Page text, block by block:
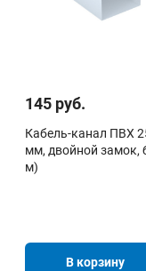
145 руб.
Кабель-канал ПВХ
мм, двойной замок,
м)
В корзину